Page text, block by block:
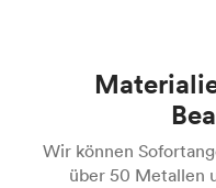
Wir können
über 50 Metallen